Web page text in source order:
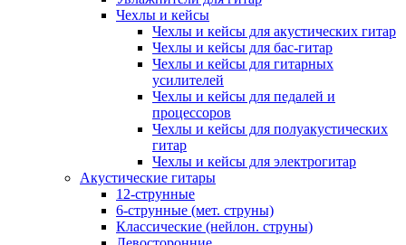
Чехлы и кейсы
Чехлы и кейсы для акустических гитар
Чехлы и кейсы для бас-гитар
Чехлы и кейсы для гитарных
усилителей
Чехлы и кейсы для педалей и
процессоров
Чехлы и кейсы для полуакустических
гитар
Чехлы и кейсы для электрогитар
Акустические гитары
12-струнные
6-струнные (мет. струны)
Классические (нейлон. струны)